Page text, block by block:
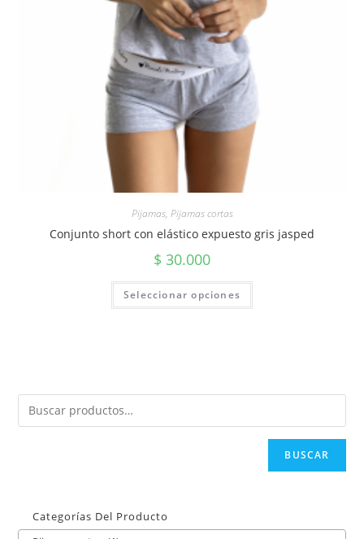
Pijamas, Pijamas cortas
Conjunto short con elástico expuesto gris jasped
$ 30.000
Seleccionar opciones
BUSCAR
Categorías Del Producto